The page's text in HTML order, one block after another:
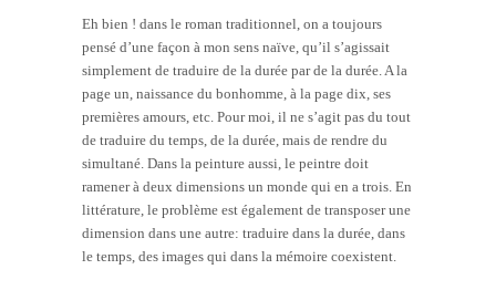
Eh bien ! dans le roman traditionnel, on a toujours
pensé d’une façon à mon sens naïve, qu’il s’agissait
simplement de traduire de la durée par de la durée. A la
page un, naissance du bonhomme, à la page dix, ses
premières amours, etc. Pour moi, il ne s’agit pas du tout
de traduire du temps, de la durée, mais de rendre du
simultané. Dans la peinture aussi, le peintre doit
ramener à deux dimensions un monde qui en a trois. En
littérature, le problème est également de transposer une
dimension dans une autre: traduire dans la durée, dans
le temps, des images qui dans la mémoire coexistent.